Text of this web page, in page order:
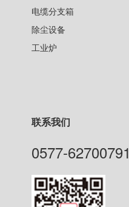
电缆分支箱
除尘设备
工业炉
联系我们
0577-62700791